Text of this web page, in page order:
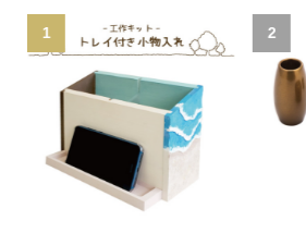
1 2